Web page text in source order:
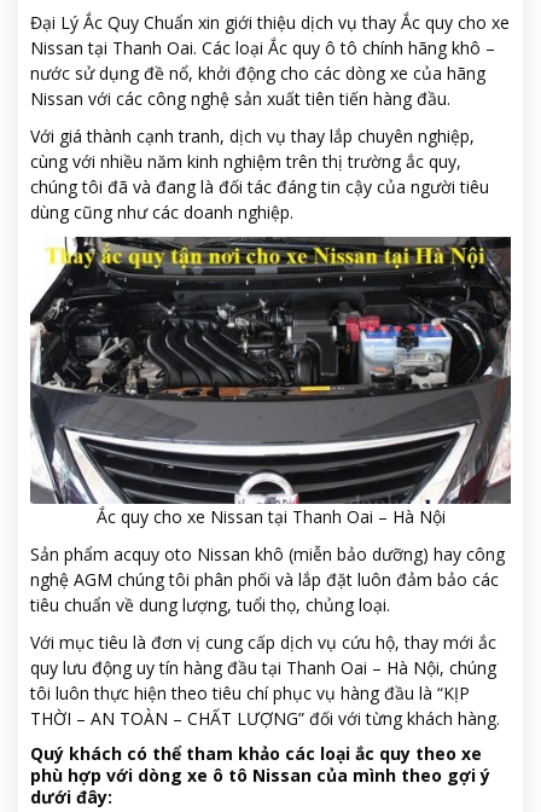
Đại Lý Ắc Quy Chuẩn xin giới thiệu dịch vụ thay Ắc quy cho xe
Nissan tại Thanh Oai. Các loại Ắc quy ô tô chính hãng khô –
nước sử dụng đề nổ, khởi động cho các dòng xe của hãng
Nissan với các công nghệ sản xuất tiên tiến hàng đầu.
Với giá thành cạnh tranh, dịch vụ thay lắp chuyên nghiệp,
cùng với nhiều năm kinh nghiệm trên thị trường ắc quy,
chúng tôi đã và đang là đối tác đáng tin cậy của người tiêu
dùng cũng như các doanh nghiệp.
Ắc quy cho xe Nissan tại Thanh Oai – Hà Nội
Sản phẩm acquy oto Nissan khô (miễn bảo dưỡng) hay công
nghệ AGM chúng tôi phân phối và lắp đặt luôn đảm bảo các
tiêu chuẩn về dung lượng, tuổi thọ, chủng loại.
Với mục tiêu là đơn vị cung cấp dịch vụ cứu hộ, thay mới ắc
quy lưu động uy tín hàng đầu tại Thanh Oai – Hà Nội, chúng
tôi luôn thực hiện theo tiêu chí phục vụ hàng đầu là “KỊP
THỜI – AN TOÀN – CHẤT LƯỢNG” đối với từng khách hàng.
Quý khách có thể tham khảo các loại ắc quy theo xe
phù hợp với dòng xe ô tô Nissan của mình theo gợi ý
dưới đây: